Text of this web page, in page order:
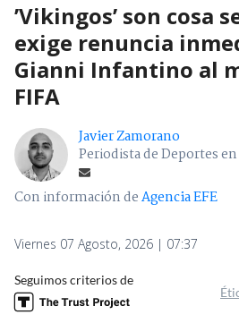
’Vikingos’ son cosa
exige renuncia
Gianni Infantino al
FIFA
Javier Zamorano
Periodista de Deportes
Con información deAgencia EFE
Viernes 07 Agosto, 2026 | 07:37
Seguimos criterios de